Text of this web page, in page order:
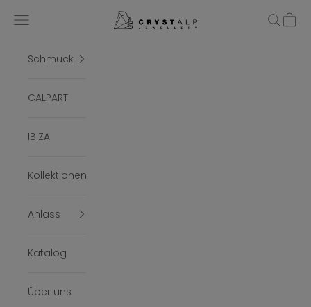
crystalpjewelry
Menü Suchen
Schmuck
CALPART
IBIZA
Kollektionen
Anlass
Katalog
Über uns